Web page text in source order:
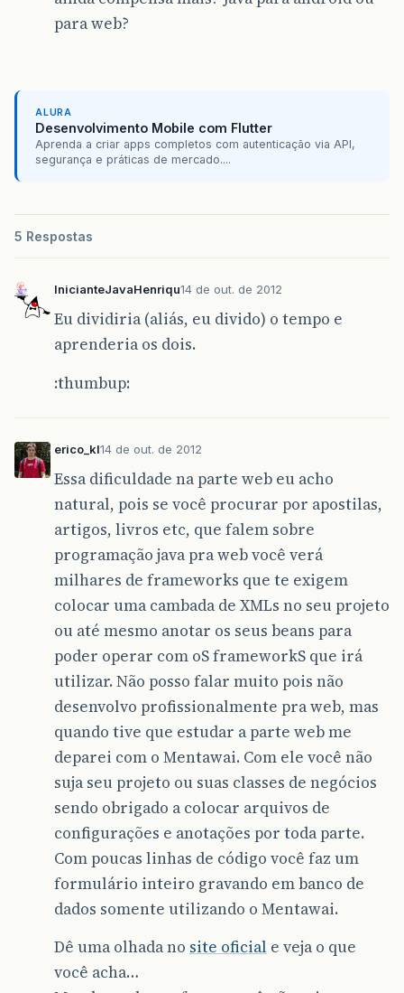
para web?
ALURA
Desenvolvimento Mobile com Flutter
Aprenda a criar apps completos com autenticação via API,
segurança e práticas de mercado....
5 Respostas
InicianteJavaHenriqu14 de out. de 2012
Eu dividiria (aliás, eu divido) o tempo e
aprenderia os dois.
:thumbup:
erico_kl14 de out. de 2012
Essa dificuldade na parte web eu acho
natural, pois se você procurar por apostilas,
artigos, livros etc, que falem sobre
programação java pra web você verá
milhares de frameworks que te exigem
colocar uma cambada de XMLs no seu projeto
ou até mesmo anotar os seus beans para
poder operar com oS frameworkS que irá
utilizar. Não posso falar muito pois não
desenvolvo profissionalmente pra web, mas
quando tive que estudar a parte web me
deparei com o Mentawai. Com ele você não
suja seu projeto ou suas classes de negócios
sendo obrigado a colocar arquivos de
configurações e anotações por toda parte.
Com poucas linhas de código você faz um
formulário inteiro gravando em banco de
dados somente utilizando o Mentawai.
Dê uma olhada no site oficial e veja o que
você acha…